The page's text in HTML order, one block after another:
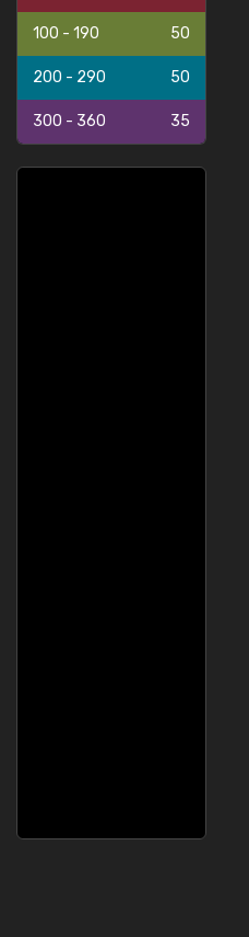
100 - 190 50
200 - 290 50
300 - 360 35